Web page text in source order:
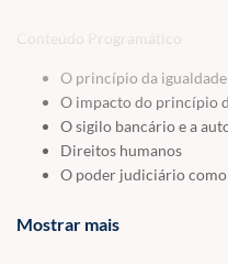
Conteúdo Programático
O princípio da
O impacto do princípio
O sigilo bancário e a
Direitos humanos
O poder judiciário
interrogações
Mostrar mais